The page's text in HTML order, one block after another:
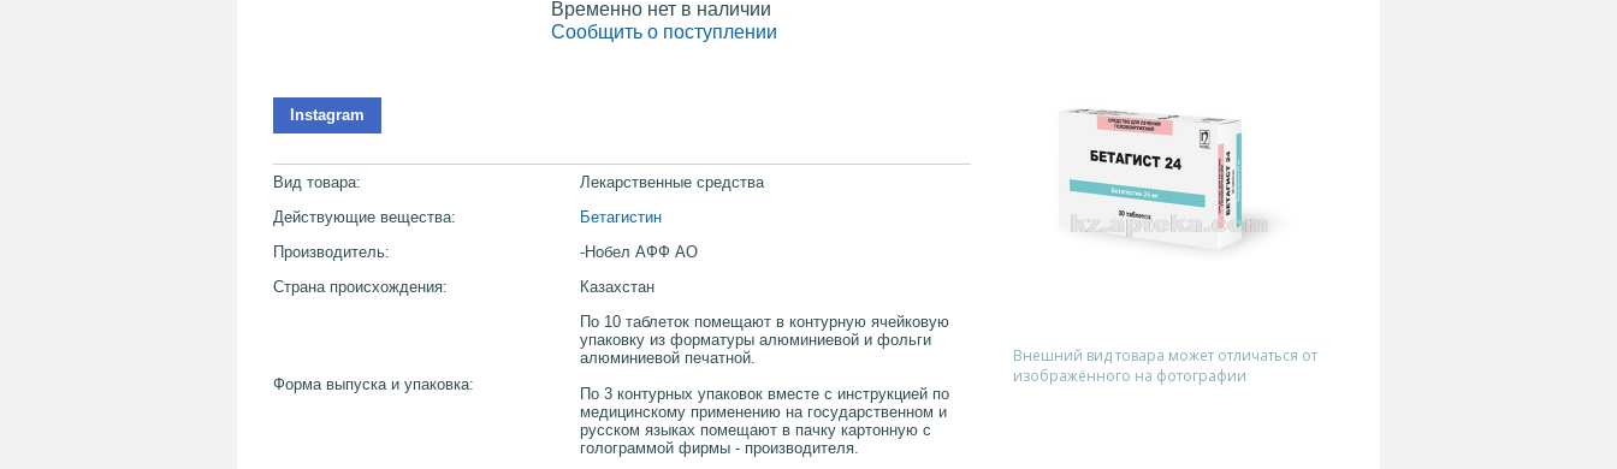
Временно нет в наличии
Сообщить о поступлении
Instagram
Вид товара:
Лекарственные средства
Действующие вещества:
Бетагистин
Производитель:
-Нобел АФФ АО
Страна происхождения:
Казахстан
Форма выпуска и упаковка:
По 10 таблеток помещают в контурную ячейковую
упаковку из форматуры алюминиевой и фольги
алюминиевой печатной.
По 3 контурных упаковок вместе с инструкцией по
медицинскому применению на государственном и
русском языках помещают в пачку картонную с
голограммой фирмы - производителя.
Внешний вид товара может отличаться от
изображённого на фотографии